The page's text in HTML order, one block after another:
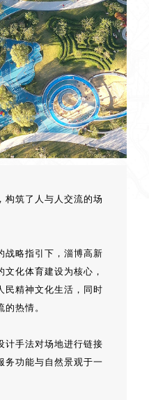
构筑了人与人交流的场
战略指引下，淄博高新
化体育建设为核心，
民精神文化生活，同时
热情。
计手法对场地进行链接
务功能与自然景观于一